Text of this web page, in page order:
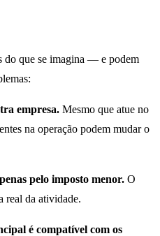
do que se imagina — e podem
empresa. Mesmo que atue no
na operação podem mudar o
pelo imposto menor. O
real da atividade.
é compatível com os